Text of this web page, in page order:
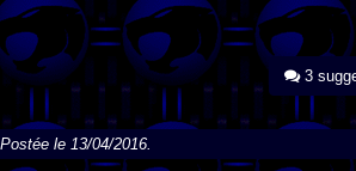
3
Postée le 13/04/2016.